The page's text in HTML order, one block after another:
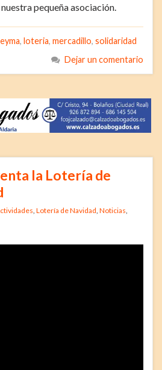
pequeña asociación.
, loteria, mercadillo, solidaridad
Dejar un comentario
la Lotería de
, Lotería de Navidad, Noticias,